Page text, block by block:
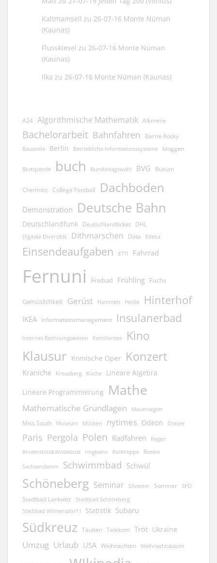
Kaltmamsell zu 26-07-16 Monte Nüman
(Kaunas)
Flusskiesel zu 26-07-16 Monte Nüman
(Kaunas)
Ilka zu 26-07-16 Monte Nüman (Kaunas)
A24 Algorithmische Mathematik Alkmene
Bachelorarbeit Bahnfahren Barrie Kosky
Baustelle Berlin Betriebliche Informationssysteme bloggen
Blutspende buch Bundestagswahl BVG Büsum
Chemnitz College Football Dachboden
Demonstration Deutsche Bahn
Deutschlandfunk Deutschlandticket DHL
Digitale Diversität Dithmarschen Dota Edeka
Einsendeaufgaben ETTI Fahrrad
Fernuni Freibad Frühling Fuchs
Gemüslichkeit Gerüst Hammett Heide Hinterhof
IKEA Informationsmanagement Insulanerbad
Internes Rechnungswesen Kamillentee Kino
Klausur Komische Oper Konzert
Kraniche Kreuzberg Küche Lineare Algebra
Lineare Programmierung Mathe
Mathematische Grundlagen Mauersegler
Miss South Museum Mücken nytimes Odeon Ostsee
Paris Pergola Polen Radfahren Regen
Rinderstolz&Wildeslust ringbahn Rolltreppe Rosen
Sachsendamm Schwimmbad Schwül
Schöneberg Seminar Silvester Sommer SPD
Stadtbad Lankwitz Stadtbad Schöneberg
Stadtbad Wilmersdorf I Statistik Subaru
Südkreuz Tauben Telekom Tröt Ukraine
Umzug Urlaub USA Weihnachten Weihnachtsbaum